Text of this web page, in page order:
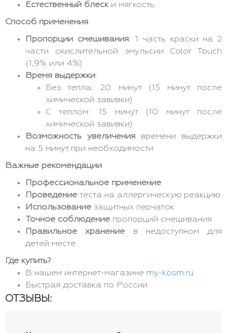
Естественный блески мягкость
Способ применения
Пропорции смешивания: 1 часть краски на 2
части окислительной эмульсии Color Touch
(1,9% или 4%)
Время выдержки:
Без тепла: 20 минут (15 минут после
химической завивки)
С теплом: 15 минут (10 минут после
химической завивки)
Возможность увеличения времени выдержки
на 5 минут при необходимости
Важные рекомендации
Профессиональное применение
Проведение теста на аллергическую реакцию
Использование защитных перчаток
Точное соблюдение пропорций смешивания
Правильное хранение в недоступном для
детей месте
Где купить?
В нашем интернет-магазине my-kosm.ru
Быстрая доставка по России
ОТЗЫВЫ: